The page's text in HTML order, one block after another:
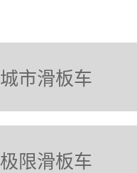
城市滑板车
极限滑板车